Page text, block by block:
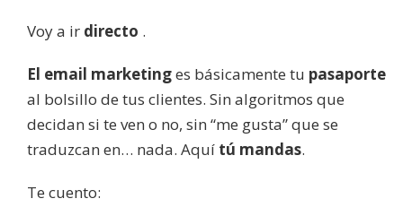
Voy a ir directo .
El email marketinges básicamente tu pasaporte
al bolsillo de tus clientes. Sin algoritmos que
decidan si te ven o no, sin “me gusta” que se
traduzcan en… nada. Aquí tú mandas.
Te cuento: